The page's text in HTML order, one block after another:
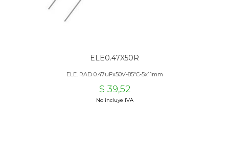
ELE0.47X50R
ELE. RAD 0.47uFx50V-85ºC-5x11mm
$ 39,52
No incluye IVA